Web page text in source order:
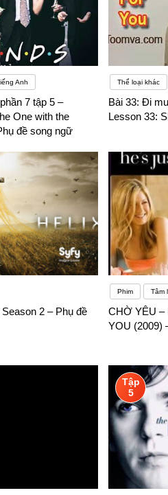
Anh
7 tập 5 –
One with the
đề song ngữ
Thể loại khác
Bài 33: Đi
Lesson 33:
2 – Phụ đề
Phim Tâm
CHỜ YÊU –
YOU (2009)
Tập
5